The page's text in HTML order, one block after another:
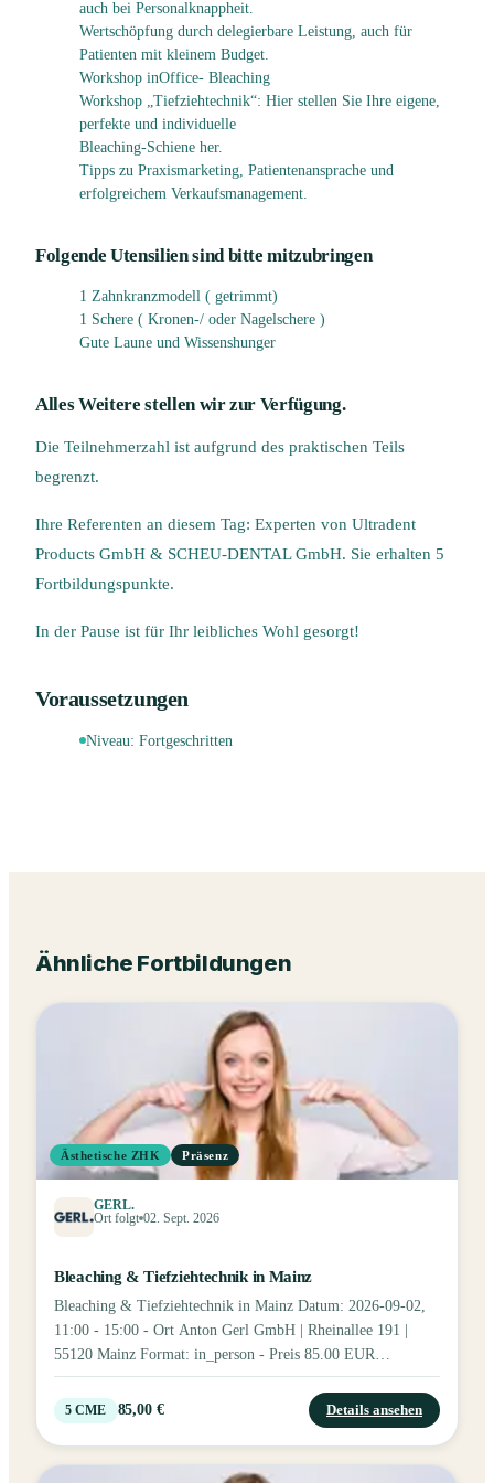
auch bei Personalknappheit.
Wertschöpfung durch delegierbare Leistung, auch für
Patienten mit kleinem Budget.
Workshop inOffice- Bleaching
Workshop „Tiefziehtechnik“: Hier stellen Sie Ihre eigene,
perfekte und individuelle
Bleaching-Schiene her.
Tipps zu Praxismarketing, Patientenansprache und
erfolgreichem Verkaufsmanagement.
Folgende Utensilien sind bitte mitzubringen
1 Zahnkranzmodell ( getrimmt)
1 Schere ( Kronen-/ oder Nagelschere )
Gute Laune und Wissenshunger
Alles Weitere stellen wir zur Verfügung.
Die Teilnehmerzahl ist aufgrund des praktischen Teils
begrenzt.
Ihre Referenten an diesem Tag: Experten von Ultradent
Products GmbH & SCHEU-DENTAL GmbH. Sie erhalten 5
Fortbildungspunkte.
In der Pause ist für Ihr leibliches Wohl gesorgt!
Voraussetzungen
Niveau: Fortgeschritten
Ähnliche Fortbildungen
Ästhetische ZHK Präsenz
GERL.
Ort folgt 02. Sept. 2026
Bleaching & Tiefziehtechnik in Mainz
Bleaching & Tiefziehtechnik in Mainz Datum: 2026-09-02,
11:00 - 15:00 - Ort Anton Gerl GmbH | Rheinallee 191 |
55120 Mainz Format: in_person - Preis 85.00 EUR
Fortbildungspunkte: 5 - Bild: Tags: Bleaching Kurzinfo
„Mehr Attraktivität nach außen für mehr Selbstvertrauen im
Inneren!“ Entdecken Sie mit uns alle Möglichkeiten der
sind Experten der Ultradent Products GmbH und der Scheu
5 CME 85,00 € Details ansehen